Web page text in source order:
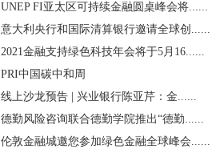
UNEP FI亚太区可持续金融圆桌峰会将......
意大利央行和国际清算银行邀请全球创......
2021金融支持绿色科技年会将于5月16......
PRI中国碳中和周
线上沙龙预告 | 兴业银行陈亚芹：金......
德勤风险咨询联合德勤学院推出“德勤......
伦敦金融城邀您参加绿色金融全球峰会......